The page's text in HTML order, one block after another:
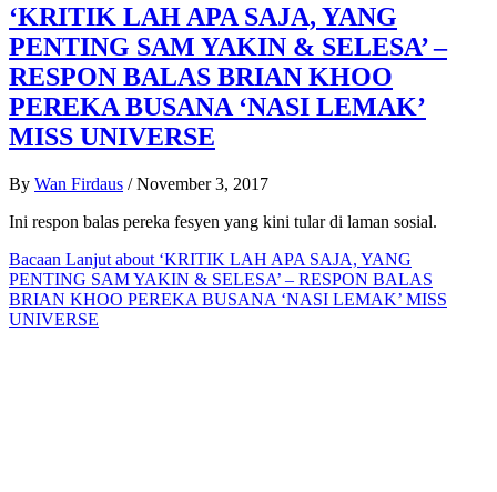
‘KRITIK LAH APA SAJA, YANG
PENTING SAM YAKIN & SELESA’ –
RESPON BALAS BRIAN KHOO
PEREKA BUSANA ‘NASI LEMAK’
MISS UNIVERSE
By Wan Firdaus / November 3, 2017
Ini respon balas pereka fesyen yang kini tular di laman sosial.
Bacaan Lanjut about ‘KRITIK LAH APA SAJA, YANG
PENTING SAM YAKIN & SELESA’ – RESPON BALAS
BRIAN KHOO PEREKA BUSANA ‘NASI LEMAK’ MISS
UNIVERSE